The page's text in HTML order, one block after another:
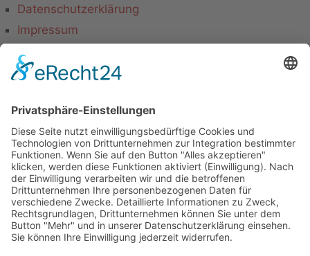
Datenschutzerklärung
Impressum